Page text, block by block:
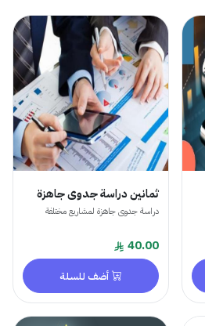
ثمانين دراسة جدوى جاهزة
دراسة جدوى جاهزة لمشاريع مختلفة
40.00
أضف للسلة